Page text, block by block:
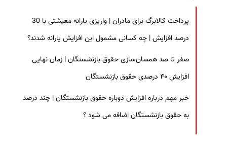
پرداخت کالابرگ برای مادران | واریزی یارانه معیشتی با 30
درصد افزایش | چه کسانی مشمول این افزایش یارانه شدند؟
صفر تا صد همسان‌سازی حقوق بازنشستگان | زمان نهایی
افزایش ۴۰ درصدی حقوق بازنشستگان
خبر مهم درباره افزایش دوباره حقوق بازنشستگان | چند درصد
به حقوق بازنشستگان اضافه می شود ؟